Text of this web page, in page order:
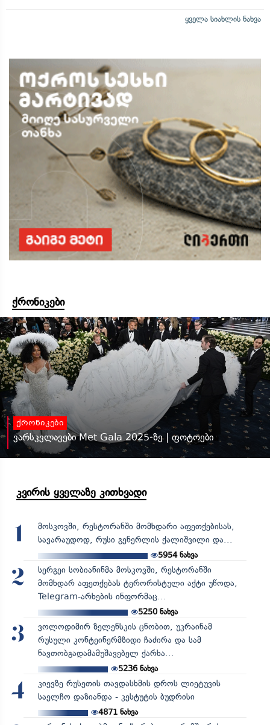
ყველა სიახლის ნახვა
ქრონიკები
ქრონიკები
ვარსკვლავები Met Gala 2025-ზე | ფოტოები
კვირის ყველაზე კითხვადი
1
მოსკოვში, რესტორანში მომხდარი აფეთქებისას,
სავარაუდოდ, რუსი გენერლის ქალიშვილი და...
5954ნახვა
2
სერგეი სობიანინმა მოსკოვში, რესტორანში
მომხდარ აფეთქებას ტერორისტული აქტი უწოდა,
Telegram-არხების ინფორმაც...
5250ნახვა
3
ვოლოდიმირ ზელენსკის ცნობით, უკრაინამ
რუსული კონტეინერმზიდი ჩაძირა და სამ
ნავთობგადამამუშავებელ ქარხა...
5236ნახვა
4
კიევზე რუსეთის თავდასხმის დროს ლიეტუვის
საელჩო დაზიანდა - კესტუტის ბუდრისი
4871ნახვა